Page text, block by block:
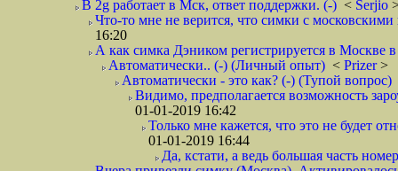
В 2g работает в Мск, ответ поддержки. (-) < Serjio
Что-то мне не верится, что симки с
16:20
А как симка Дэником регистрируется в Москве
Автоматически.. (-) (Личный опыт) < Prizer>
Автоматически - это как? (-) (Тупой вопрос)
Видимо, предполагается возможность
01-01-2019 16:42
Только мне кажется, что это не будет
01-01-2019 16:44
Да, кстати, а ведь большая часть